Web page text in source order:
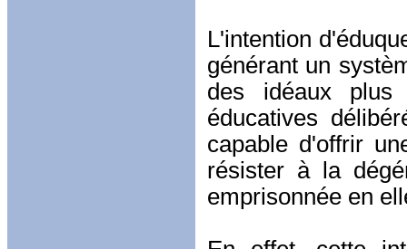
L'intention
générant un
des idéaux
éducatives
capable d'offrir
résister à la
emprisonnée en